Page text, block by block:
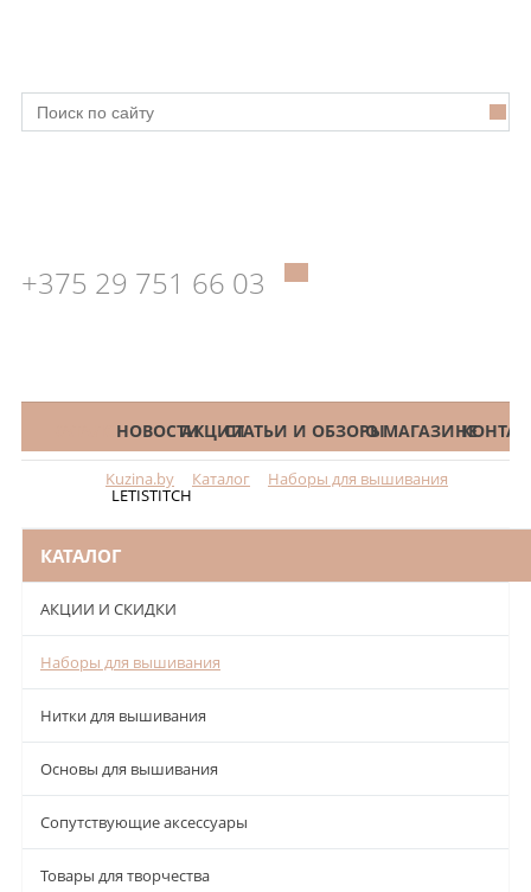
+375 29 751 66 03
КАТАЛОГНОВОСТИАКЦИИСТАТЬИ И ОБЗОРЫО МАГАЗИНЕ
Kuzina.by Каталог Наборы для вышивания
LETISTITCH
КАТАЛОГ
АКЦИИ И СКИДКИ
Наборы для вышивания
Нитки для вышивания
Основы для вышивания
Сопутствующие аксессуары
Товары для творчества